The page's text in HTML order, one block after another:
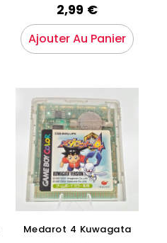
2,99 €
Ajouter Au Panier
Medarot 4 Kuwagata